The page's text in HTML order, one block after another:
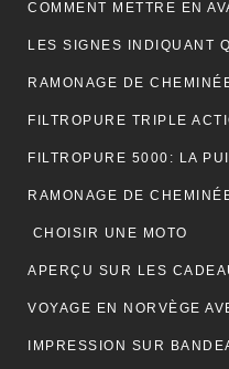
FILTROPURE 5000: LA
CHOISIR UNE MOTO